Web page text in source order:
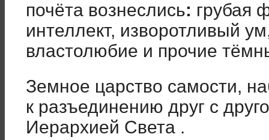
почёта вознеслись: грубая
интеллект, изворотливый
властолюбие и прочие
Земное царство самости,
к разъединению друг с
Иерархией Света .